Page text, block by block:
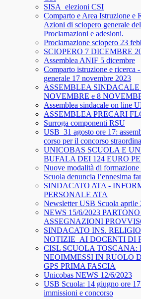
SISA_elezioni CSI
Comparto e Area Istruzione e
Azioni di sciopero generale
Proclamazioni e adesioni.
Proclamazione sciopero 23
SCIOPERO 7 DICEMBRE
Assemblea ANIF 5 dicembre
Comparto istruzione e ricerca
generale 17 novembre 2023
ASSEMBLEA
NOVEMBRE e 8
Assemblea sindacale on line
ASSEMBLEA PRECARI
Surroga componenti RSU
USB_31 agosto ore 17:
corso per il concorso
UNICOBAS SCUOLA E
BUFALA DEI 124 EURO
Nuove modalità di formazione
Scuola denuncia l’ennesima
SINDACATO ATA -
PERSONALE ATA
Newsletter USB Scuola aprile
NEWS 15/6/2023
ASSEGNAZIONI
SINDACATO INS.
NOTIZIE_AI DOCENTI DI
CISL SCUOLA TOSCANA:
NEOIMMESSI IN RUOLO
GPS PRIMA FASCIA
Unicobas NEWS 12/6/2023
USB Scuola: 14 giugno ore
immissioni e concorso